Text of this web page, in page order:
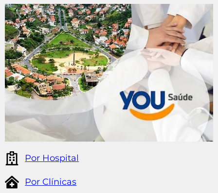
Por Hospital
Por Clínicas